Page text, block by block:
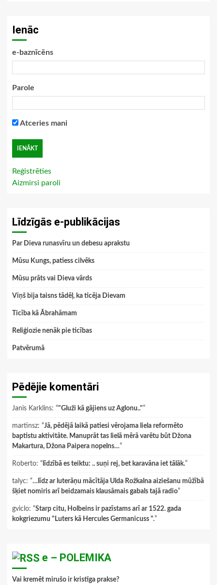
Ienāc
e-baznīcēns
Parole
Atceries mani
Reģistrēties
Aizmirsi paroli
Līdzīgās e-publikācijas
Par Dieva runasvīru un debesu aprakstu
Mūsu Kungs, patiess cilvēks
Mūsu prāts vai Dieva vārds
Viņš bija taisns tādēļ, ka ticēja Dievam
Ticība kā Ābrahāmam
Reliģiozie nenāk pie ticības
Patvērumā
Pēdējie komentāri
Janis Karklins: “"Gluži kā gājiens uz Aglonu.."”
martinsz: “Jā, pēdējā laikā patiesi vērojama liela reformēto
baptistu aktivitāte. Manuprāt tas lielā mērā varētu būt Džona
Makartura, Džona Paipera nopelns…”
Roberto: “ līdzībā es teiktu: .. suņi rej, bet karavāna iet tālāk.”
talyc: “…līdz ar luterāņu mācītāja Ulda Rožkalna aiziešanu mūžībā
šķiet nomiris arī beidzamais klausāmais gabals tajā radio”
gviclo: “Starp citu, Holbeins ir pazīstams arī ar 1522. gada
kokgriezumu "Luters kā Hercules Germanicuss ".”
e – POLEMIKA
Vai kremēt mirušo ir kristīga prakse?